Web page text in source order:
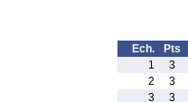
Ech. Pts
1
3
2
3
3
3